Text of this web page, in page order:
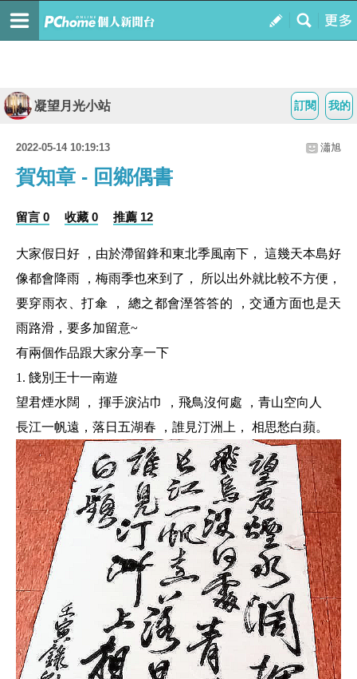
我的
訂閱
凝望月光小站
2022-05-14 10:19:13 瀟旭
賀知章 - 回鄉偶書
留言 0 收藏 0 推薦 12
大家假日好 ，由於滯留鋒和東北季風南下， 這幾天本島好
像都會降雨 ，梅雨季也來到了， 所以出外就比較不方便，
要穿雨衣、打傘 ， 總之都會溼答答的 ，交通方面也是天
雨路滑，要多加留意~
有兩個作品跟大家分享一下
1. 餞別王十一南遊
望君煙水闊 ， 揮手淚沾巾 ，飛鳥沒何處 ，青山空向人
長江一帆遠，落日五湖春 ，誰見汀洲上， 相思愁白蘋。